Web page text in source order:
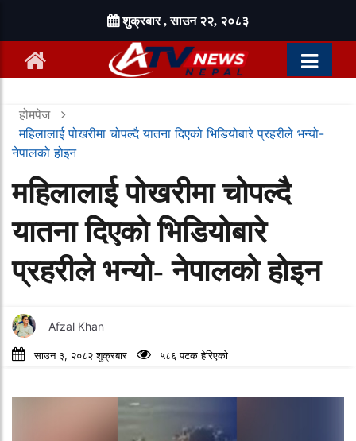
शुक्रबार , साउन २२, २०८३
होमपेज
महिलालाई पोखरीमा चोपल्दै यातना दिएको भिडियोबारे प्रहरीले भन्यो-
नेपालको होइन
महिलालाई पोखरीमा चोपल्दै
यातना दिएको भिडियोबारे
प्रहरीले भन्यो- नेपालको होइन
Afzal Khan
साउन ३, २०८२ शुक्रबार ५८६ पटक हेरिएको